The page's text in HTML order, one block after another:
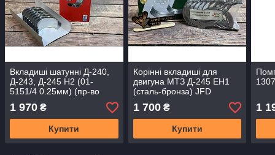
Вкладиші шатунні Д-240,
Д-243, Д-245 Н2 (01-
5151/4 0.25мм) (пр-во
Federal Mogul, технологія
Glyco)
1 970 ₴
Купити
Корінні вкладиші для
двигуна МТЗ Д-245 ЕН1
(сталь-бронза) JFD
1 700₴
Купити
1